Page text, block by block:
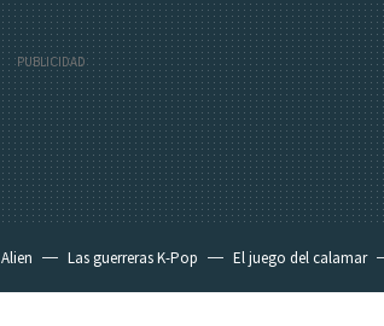
Alien Las guerreras K-Pop El juego del calamar